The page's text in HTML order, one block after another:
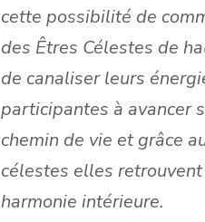
cette possibilité de
des Êtres Célestes de
de canaliser leurs
participantes à avancer
chemin de vie et grâce
célestes elles
harmonie intérieure.